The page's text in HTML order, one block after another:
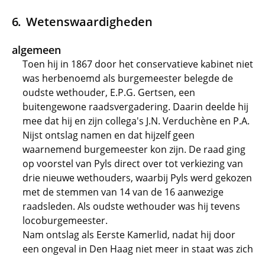
Wetenswaardigheden
algemeen
Toen hij in 1867 door het conservatieve kabinet niet
was herbenoemd als burgemeester belegde de
oudste wethouder, E.P.G. Gertsen, een
buitengewone raadsvergadering. Daarin deelde hij
mee dat hij en zijn collega's J.N. Verduchène en P.A.
Nijst ontslag namen en dat hijzelf geen
waarnemend burgemeester kon zijn. De raad ging
op voorstel van Pyls direct over tot verkiezing van
drie nieuwe wethouders, waarbij Pyls werd gekozen
met de stemmen van 14 van de 16 aanwezige
raadsleden. Als oudste wethouder was hij tevens
locoburgemeester.
Nam ontslag als Eerste Kamerlid, nadat hij door
een ongeval in Den Haag niet meer in staat was zich